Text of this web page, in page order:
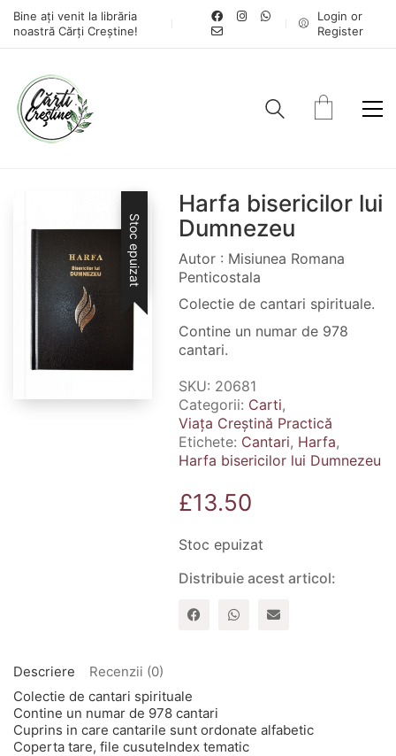
Bine ați venit la librăria
noastră Cărți Creștine!
Login or
Register
Stoc epuizat
Harfa bisericilor lui
Dumnezeu
Autor : Misiunea Romana
Penticostala
Colectie de cantari spirituale.
Contine un numar de 978
cantari.
SKU: 20681
Categorii: Carti,
Viața Creștină Practică
Etichete: Cantari, Harfa,
Harfa bisericilor lui Dumnezeu
£13.50
Stoc epuizat
Distribuie acest articol:
Descriere
Recenzii (0)
Colectie de cantari spirituale
Contine un numar de 978 cantari
Cuprins in care cantarile sunt ordonate alfabetic
Coperta tare, file cusuteIndex tematic